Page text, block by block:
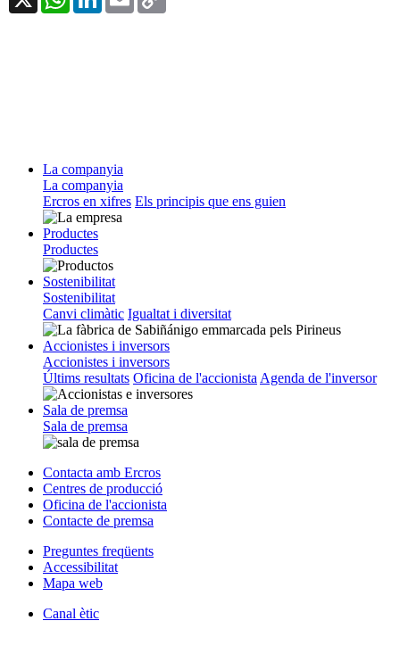
La companyia
La companyia
Ercros en xifres Els principis que ens guien
Productes
Productes
Sostenibilitat
Sostenibilitat
Canvi climàtic Igualtat i diversitat
Accionistes i inversors
Accionistes i inversors
Últims resultats Oficina de l'accionista Agenda de l'inversor
Sala de premsa
Sala de premsa
Contacta amb Ercros
Centres de producció
Oficina de l'accionista
Contacte de premsa
Preguntes freqüents
Accessibilitat
Mapa web
Canal ètic